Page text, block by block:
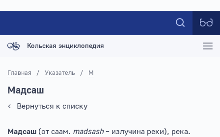
Кольская энциклопедия
Главная / Указатель / М
Мадсаш
Вернуться к списку
Мадсаш (от саам. madsash– излучина реки), pека.